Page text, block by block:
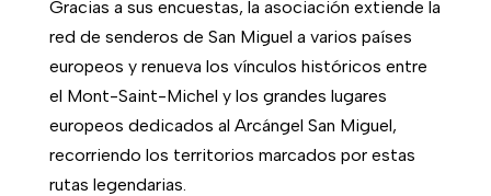
Gracias a sus encuestas, la asociación extiende la
red de senderos de San Miguel a varios países
europeos y renueva los vínculos históricos entre
el Mont-Saint-Michel y los grandes lugares
europeos dedicados al Arcángel San Miguel,
recorriendo los territorios marcados por estas
rutas legendarias.